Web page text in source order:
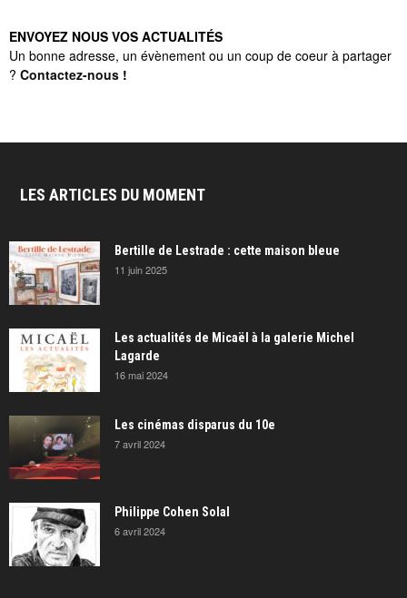
ENVOYEZ NOUS VOS ACTUALITÉS
Un bonne adresse, un évènement ou un coup de coeur à partager
? Contactez-nous !
LES ARTICLES DU MOMENT
Bertille de Lestrade : cette maison bleue
11 juin 2025
Les actualités de Micaël à la galerie Michel
Lagarde
16 mai 2024
Les cinémas disparus du 10e
7 avril 2024
Philippe Cohen Solal
6 avril 2024